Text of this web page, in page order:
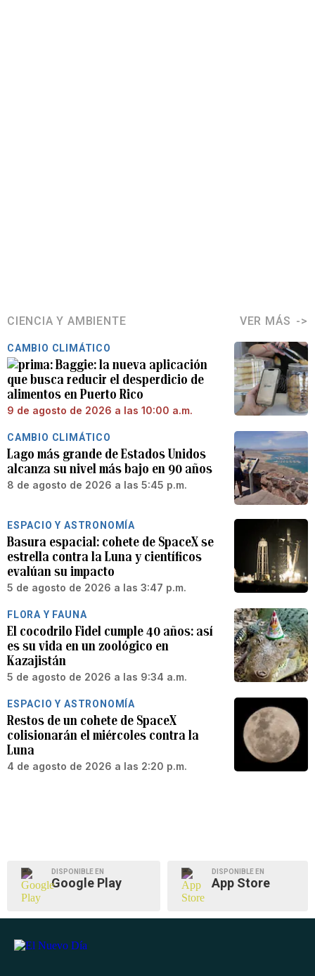
CIENCIA Y AMBIENTE VER MÁS
CAMBIO CLIMÁTICO
Baggie: la nueva aplicación
que busca reducir el desperdicio de
alimentos en Puerto Rico
9 de agosto de 2026 a las 10:00 a.m.
CAMBIO CLIMÁTICO
Lago más grande de Estados Unidos
alcanza su nivel más bajo en 90 años
8 de agosto de 2026 a las 5:45 p.m.
ESPACIO Y ASTRONOMÍA
Basura espacial: cohete de SpaceX se
estrella contra la Luna y científicos
evalúan su impacto
5 de agosto de 2026 a las 3:47 p.m.
FLORA Y FAUNA
El cocodrilo Fidel cumple 40 años: así
es su vida en un zoológico en
Kazajistán
5 de agosto de 2026 a las 9:34 a.m.
ESPACIO Y ASTRONOMÍA
Restos de un cohete de SpaceX
colisionarán el miércoles contra la
Luna
4 de agosto de 2026 a las 2:20 p.m.
DISPONIBLE EN
Google Play
DISPONIBLE EN
App Store